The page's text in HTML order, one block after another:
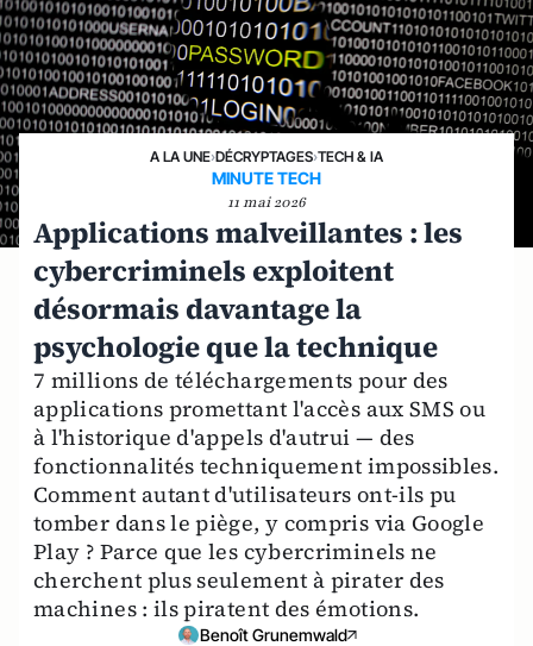
A LA UNE›DÉCRYPTAGES›TECH & IA
MINUTE TECH
11 mai 2026
Applications malveillantes : les
cybercriminels exploitent
désormais davantage la
psychologie que la technique
7 millions de téléchargements pour des
applications promettant l'accès aux SMS ou
à l'historique d'appels d'autrui — des
fonctionnalités techniquement impossibles.
Comment autant d'utilisateurs ont-ils pu
tomber dans le piège, y compris via Google
Play ? Parce que les cybercriminels ne
cherchent plus seulement à pirater des
machines : ils piratent des émotions.
Benoît Grunemwald